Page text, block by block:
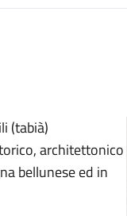
(tabià)
architettonico
bellunese ed in